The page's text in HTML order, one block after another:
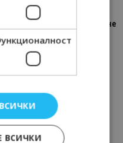
от…”: Петрич – Изживяване
10:00
от…”: Перник – град на
ВСИЧКИ